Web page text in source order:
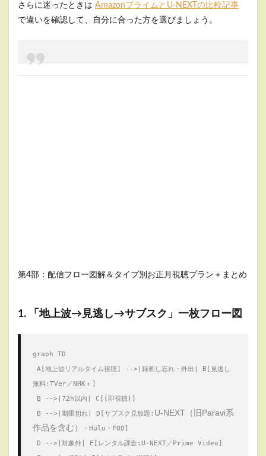
さらに迷ったときは AmazonプライムとU-NEXTの比較記事
で違いを確認して、自分に合った方を選びましょう。
第4部：配信フロー図解＆タイプ別お正月視聴プラン＋まとめ
1. 「地上波→見逃し→サブスク」一枚フロー図
graph TD
無料:TVer／NHK＋]
B -->|72h以内| C[(即視聴)]
B -->|期限切れ| D[サブスク見放題: U-NEXT（旧Paravi系
作品を含む）
・Hulu・FOD]
D -->|対象外| E[レンタル課金:U-NEXT／Prime Video]